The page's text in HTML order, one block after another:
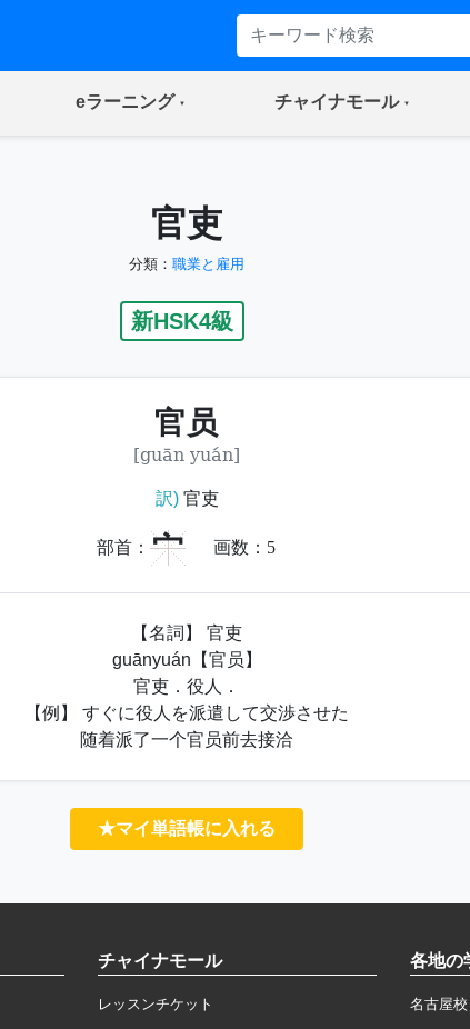
eラーニング(current) チャイナモール(current)
官吏
分類： 職業と雇用
新HSK4級
官员
[guān yuán]
訳)官吏
部首： 宀 画数： 5
【名詞】 官吏
guānyuán【官员】
官吏．役人．
【例】 すぐに役人を派遣して交渉させた
随着派了一个官员前去接洽
★マイ単語帳に入れる
チャイナモール
レッスンチケット
各地の
名古屋校